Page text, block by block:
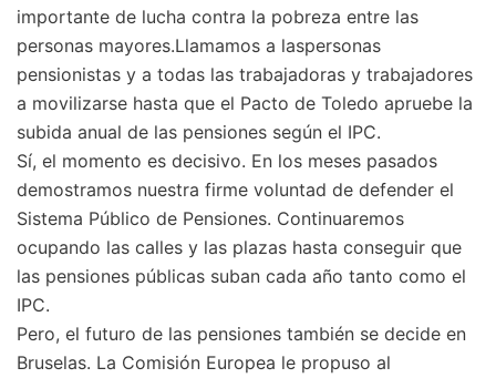
importante de lucha contra la pobreza entre las
personas mayores.Llamamos a laspersonas
pensionistas y a todas las trabajadoras y trabajadores
a movilizarse hasta que el Pacto de Toledo apruebe la
subida anual de las pensiones según el IPC.
Sí, el momento es decisivo. En los meses pasados
demostramos nuestra firme voluntad de defender el
Sistema Público de Pensiones. Continuaremos
ocupando las calles y las plazas hasta conseguir que
las pensiones públicas suban cada año tanto como el
IPC.
Pero, el futuro de las pensiones también se decide en
Bruselas. La Comisión Europea le propuso al